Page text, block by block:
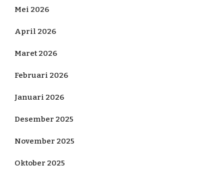
Mei 2026
April 2026
Maret 2026
Februari 2026
Januari 2026
Desember 2025
November 2025
Oktober 2025